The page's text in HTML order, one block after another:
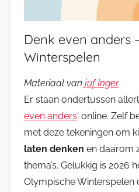
Denk even anders
Winterspelen
Materiaal van juf Inger
Er staan ondertussen
even anders‘ online. Zelf
met deze tekeningen om
laten denken en daarom
thema’s. Gelukkig is 2026
Olympische Winterspelen